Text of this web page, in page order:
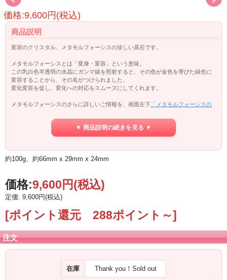
価格:9,600円(税込)
商品説明
変容のクリスタル、メタモルフォーシスの珍しい原石です。
メタモルフォーシスとは「変身・変容」という意味。
この乳白色半透明の水晶にガンマ線を照射すると、その色が金色を帯びた緑色に
変容することから、その名がつけられました。
変化変容を促し、変化への対応をスムーズにしてくれます。
メタモルフォーシスのさらに詳しいご情報を、画面左下 「メタモルフォーシスの
こちらもご覧ください。
▼ 商品説明の続きを見る ▼
約100g、約66mm x 29mm x 24mm
価格:9,600円(税込)
定価: 9,600円(税込)
[ポイント還元 288ポイント～]
注文
在庫 Thank you！Sold out